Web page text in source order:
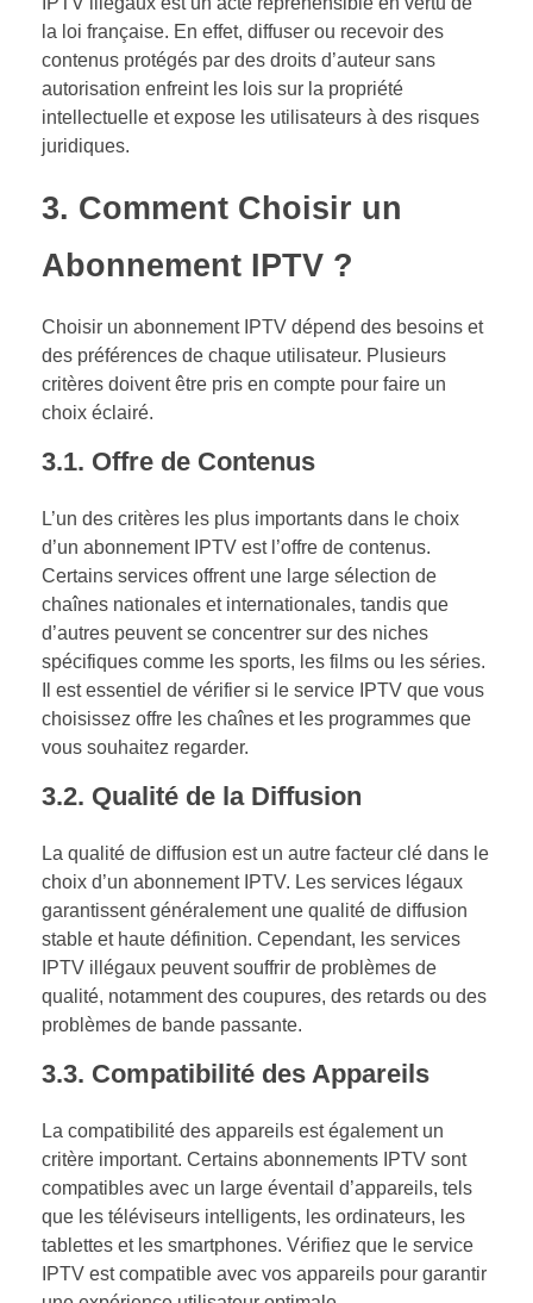
la loi française. En effet, diffuser ou recevoir des
contenus protégés par des droits d’auteur sans
autorisation enfreint les lois sur la propriété
intellectuelle et expose les utilisateurs à des risques
juridiques.
3. Comment Choisir un
Abonnement IPTV ?
Choisir un abonnement IPTV dépend des besoins et
des préférences de chaque utilisateur. Plusieurs
critères doivent être pris en compte pour faire un
choix éclairé.
3.1. Offre de Contenus
L’un des critères les plus importants dans le choix
d’un abonnement IPTV est l’offre de contenus.
Certains services offrent une large sélection de
chaînes nationales et internationales, tandis que
d’autres peuvent se concentrer sur des niches
spécifiques comme les sports, les films ou les séries.
Il est essentiel de vérifier si le service IPTV que vous
choisissez offre les chaînes et les programmes que
vous souhaitez regarder.
3.2. Qualité de la Diffusion
La qualité de diffusion est un autre facteur clé dans le
choix d’un abonnement IPTV. Les services légaux
garantissent généralement une qualité de diffusion
stable et haute définition. Cependant, les services
IPTV illégaux peuvent souffrir de problèmes de
qualité, notamment des coupures, des retards ou des
problèmes de bande passante.
3.3. Compatibilité des Appareils
La compatibilité des appareils est également un
critère important. Certains abonnements IPTV sont
compatibles avec un large éventail d’appareils, tels
que les téléviseurs intelligents, les ordinateurs, les
tablettes et les smartphones. Vérifiez que le service
IPTV est compatible avec vos appareils pour garantir